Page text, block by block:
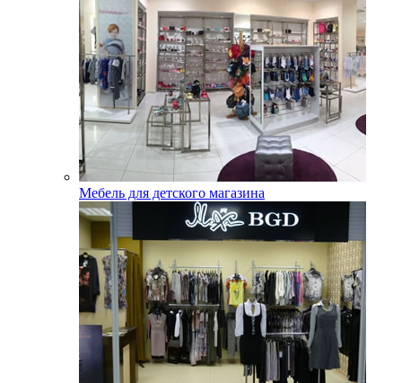
Мебель для детского магазина